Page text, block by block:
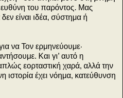
του παρόντος. Μας
είναι ιδέα, σύστημα ή
να Τον ερμηνεύουμε·
Και γι’ αυτό η
εορταστική χαρά, αλλά την
ιστορία έχει νόημα, κατεύθυνση